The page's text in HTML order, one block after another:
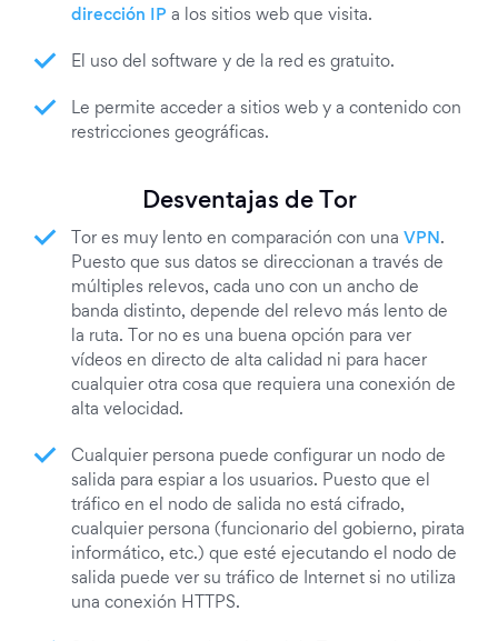
dirección IP a los sitios web que visita.
El uso del software y de la red es gratuito.
Le permite acceder a sitios web y a contenido con
restricciones geográficas.
Desventajas de Tor
Tor es muy lento en comparación con una VPN .
Puesto que sus datos se direccionan a través de
múltiples relevos, cada uno con un ancho de
banda distinto, depende del relevo más lento de
la ruta. Tor no es una buena opción para ver
vídeos en directo de alta calidad ni para hacer
cualquier otra cosa que requiera una conexión de
alta velocidad.
Cualquier persona puede configurar un nodo de
salida para espiar a los usuarios. Puesto que el
tráfico en el nodo de salida no está cifrado,
cualquier persona (funcionario del gobierno, pirata
informático, etc.) que esté ejecutando el nodo de
salida puede ver su tráfico de Internet si no utiliza
una conexión HTTPS.